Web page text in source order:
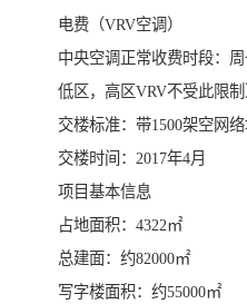
电费（VRV空调）
中央空调正常收费时段：
低区，高区VRV不受此限制
交楼标准：带1500架空网
交楼时间：2017年4月
项目基本信息
占地面积：4322㎡
总建面：约82000㎡
写字楼面积：约55000㎡